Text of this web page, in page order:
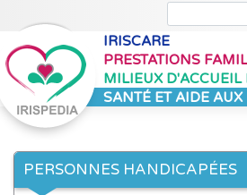
IRISCARE
PRESTATIONS
MILIEUX D'ACCUEIL
SANTÉ ET AIDE
PERSONNES HANDICAPÉES